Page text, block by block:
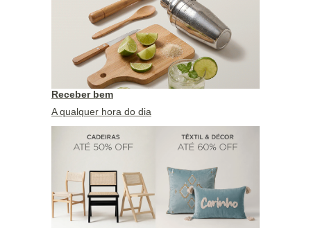
Receber bem
A qualquer hora do dia